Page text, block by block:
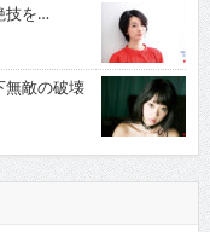
技を…
敵の破壊